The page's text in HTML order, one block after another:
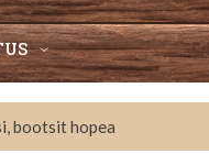
bootsit hopea